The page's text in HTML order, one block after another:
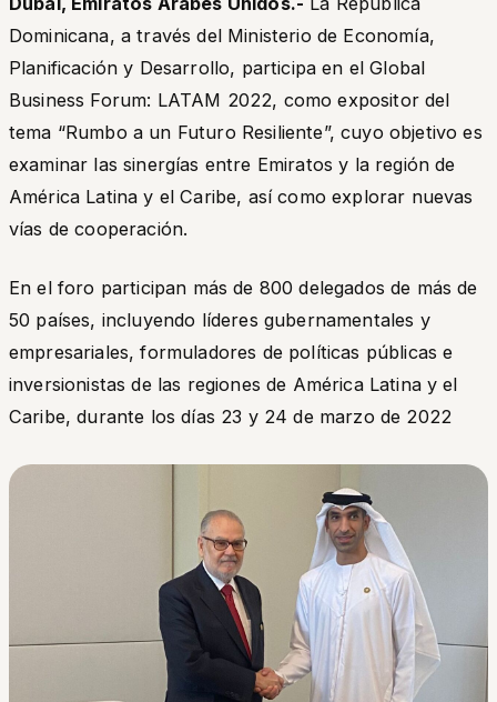
Dominicana, a través del Ministerio de Economía,
Planificación y Desarrollo, participa en el Global
Business Forum: LATAM 2022, como expositor del
tema “Rumbo a un Futuro Resiliente”, cuyo objetivo es
examinar las sinergías entre Emiratos y la región de
América Latina y el Caribe, así como explorar nuevas
vías de cooperación.
En el foro participan más de 800 delegados de más de
50 países, incluyendo líderes gubernamentales y
empresariales, formuladores de políticas públicas e
inversionistas de las regiones de América Latina y el
Caribe, durante los días 23 y 24 de marzo de 2022